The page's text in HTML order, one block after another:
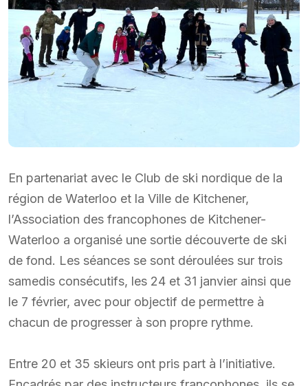
En partenariat avec le Club de ski nordique de la
région de Waterloo et la Ville de Kitchener,
l’Association des francophones de Kitchener-
Waterloo a organisé une sortie découverte de ski
de fond. Les séances se sont déroulées sur trois
samedis consécutifs, les 24 et 31 janvier ainsi que
le 7 février, avec pour objectif de permettre à
chacun de progresser à son propre rythme.
Entre 20 et 35 skieurs ont pris part à l’initiative.